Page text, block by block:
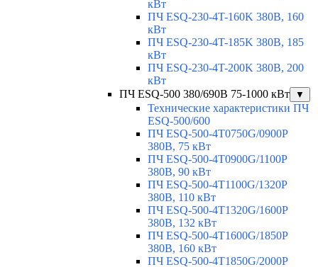
кВт
ПЧ ESQ-230-4T-160K 380В, 160
кВт
ПЧ ESQ-230-4T-185K 380В, 185
кВт
ПЧ ESQ-230-4T-200K 380В, 200
кВт
ПЧ ESQ-500 380/690В 75-1000 кВт
▼
Технические характеристики ПЧ
ESQ-500/600
ПЧ ESQ-500-4T0750G/0900P
380В, 75 кВт
ПЧ ESQ-500-4T0900G/1100P
380В, 90 кВт
ПЧ ESQ-500-4T1100G/1320P
380В, 110 кВт
ПЧ ESQ-500-4T1320G/1600P
380В, 132 кВт
ПЧ ESQ-500-4T1600G/1850P
380В, 160 кВт
ПЧ ESQ-500-4T1850G/2000P